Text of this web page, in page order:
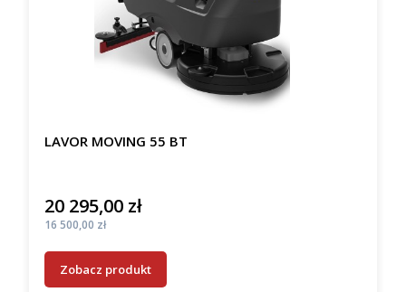
LAVOR MOVING 55 BT
Cena
20 295,00 zł
Cena
16 500,00 zł
Zobacz produkt